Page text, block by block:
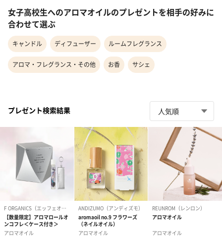
女子高校生へのアロマオイルのプレゼントを相手の好みに
合わせて選ぶ
キャンドル ディフューザー ルームフレグランス
アロマ・フレグランス・その他 お香 サシェ
プレゼント検索結果